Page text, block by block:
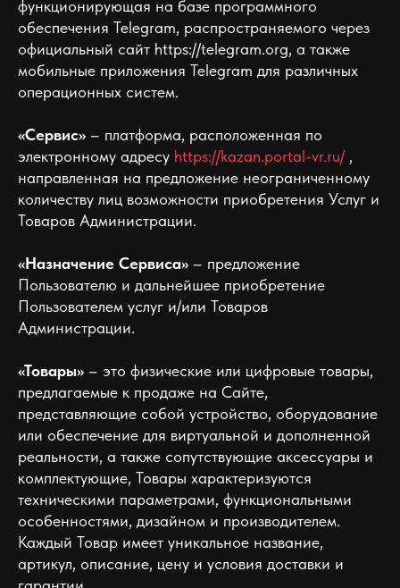
функционирующая на базе программного
обеспечения Telegram, распространяемого через
официальный сайт https://telegram.org, а также
мобильные приложения Telegram для различных
операционных систем.
«Сервис» – платформа, расположенная по
электронному адресу https://kazan.portal-vr.ru/ ,
направленная на предложение неограниченному
количеству лиц возможности приобретения Услуг и
Товаров Администрации.
«Назначение Сервиса» – предложение
Пользователю и дальнейшее приобретение
Пользователем услуг и/или Товаров
Администрации.
«Товары» – это физические или цифровые товары,
предлагаемые к продаже на Сайте,
представляющие собой устройство, оборудование
или обеспечение для виртуальной и дополненной
реальности, а также сопутствующие аксессуары и
комплектующие, Товары характеризуются
техническими параметрами, функциональными
особенностями, дизайном и производителем.
Каждый Товар имеет уникальное название,
артикул, описание, цену и условия доставки и